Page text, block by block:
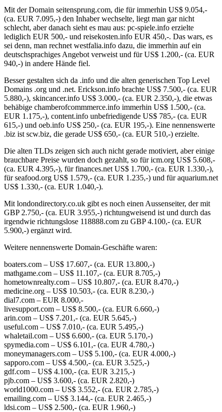
Mit der Domain seitensprung.com, die für immerhin US$ 9.054,-
(ca. EUR 7.095,-) den Inhaber wechselte, liegt man gar nicht
schlecht, aber danach sieht es mau aus: pc-spiele.info erzielte
lediglich EUR 500,- und reisekosten.info EUR 450,-. Das wars, es
sei denn, man rechnet westfalia.info dazu, die immerhin auf ein
deutschsprachiges Angebot verweist und für US$ 1.200,- (ca. EUR
940,-) in andere Hände fiel.
Besser gestalten sich da .info und die alten generischen Top Level
Domains .org und .net. Erickson.info brachte US$ 7.500,- (ca. EUR
5.880,-), skincancer.info US$ 3.000,- (ca. EUR 2.350,-), die etwas
behäbige chamberofcommmerce.info immerhin US$ 1.500,- (ca.
EUR 1.175,-), content.info unbefriedigende US$ 785,- (ca. EUR
615,-) und oeb.info US$ 250,- (ca. EUR 195,-). Eine nennenswerte
.biz ist scw.biz, die gerade US$ 650,- (ca. EUR 510,-) erzielte.
Die alten TLDs zeigen sich auch nicht gerade motiviert, aber einige
brauchbare Preise wurden doch gezahlt, so für icm.org US$ 5.608,-
(ca. EUR 4.395,-), für finances.net US$ 1.700,- (ca. EUR 1.330,-),
für seafood.org US$ 1.579,- (ca. EUR 1.235,-) und für aquarium.net
US$ 1.330,- (ca. EUR 1.040,-).
Mit londondirectory.co.uk gibt es noch einen Aussenseiter, der mit
GBP 2.750,- (ca. EUR 3.955,-) richtungweisend ist und durch das
irgendwie richtungslose 118888.com zu GBP 4.100,- (ca. EUR
5.900,-) ergänzt wird.
Weitere nennenswerte Domain-Geschäfte waren:
boaters.com – US$ 17.607,- (ca. EUR 13.800,-)
mathgame.com – US$ 11.107,- (ca. EUR 8.705,-)
hometownrealty.com – US$ 10.807,- (ca. EUR 8.470,-)
medicine.org – US$ 10.503,- (ca. EUR 8.230,-)
dial7.com – EUR 8.000,-
livesupport.com – US$ 8.500,- (ca. EUR 6.660,-)
arin.com – US$ 7.201,- (ca. EUR 5.645,-)
useful.com – US$ 7.010,- (ca. EUR 5.495,-)
whaletail.com – US$ 6.600,- (ca. EUR 5.170,-)
spymedia.com – US$ 6.101,- (ca. EUR 4.780,-)
moneymanagers.com – US$ 5.100,- (ca. EUR 4.000,-)
sapporo.com – US$ 4.500,- (ca. EUR 3.525,-)
gdf.com – US$ 4.100,- (ca. EUR 3.215,-)
pjb.com – US$ 3.600,- (ca. EUR 2.820,-)
world1000.com – US$ 3.552,- (ca. EUR 2.785,-)
emailing.com – US$ 3.144,- (ca. EUR 2.465,-)
ldsi.com – US$ 2.500,- (ca. EUR 1.960,-)